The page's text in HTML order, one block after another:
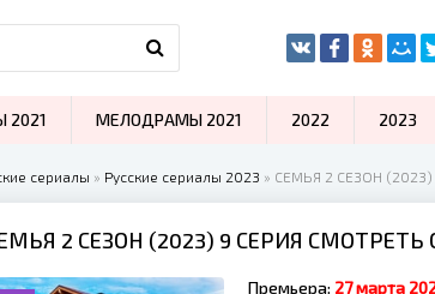
сериалы » Русские сериалы 2023 » СЕМЬЯ 2 СЕЗОН (2023)
2 СЕЗОН (2023) 9 СЕРИЯ СМОТРЕТЬ
Премьера: 27 марта
2021 МЕЛОДРАМЫ 2021 2022 2023